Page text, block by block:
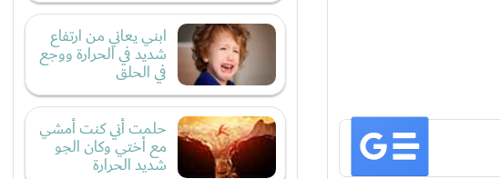
ابني يعاني من ارتفاع
شديد في الحرارة ووجع
في الحلق
حلمت أني كنت أمشي
مع أختي وكان الجو
شديد الحرارة